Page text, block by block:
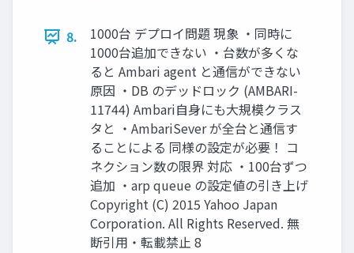
8.
1000台 デプロイ問題 現象 ・同時に
1000台追加できない ・台数が多くな
ると Ambari agent と通信ができない
原因 ・DB のデッドロック (AMBARI-
11744) Ambari自身にも大規模クラス
タと ・AmbariSever が全台と通信す
ることによる 同様の設定が必要！ コ
ネクション数の限界 対応 ・100台ずつ
追加 ・arp queue の設定値の引き上げ
Copyright (C) 2015 Yahoo Japan
Corporation. All Rights Reserved. 無
断引用・転載禁止 8